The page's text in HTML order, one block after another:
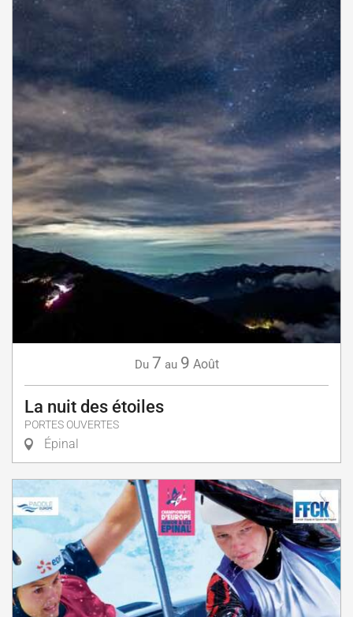
Du 7 au 9 Août
La nuit des étoiles
PORTES OUVERTES
Épinal